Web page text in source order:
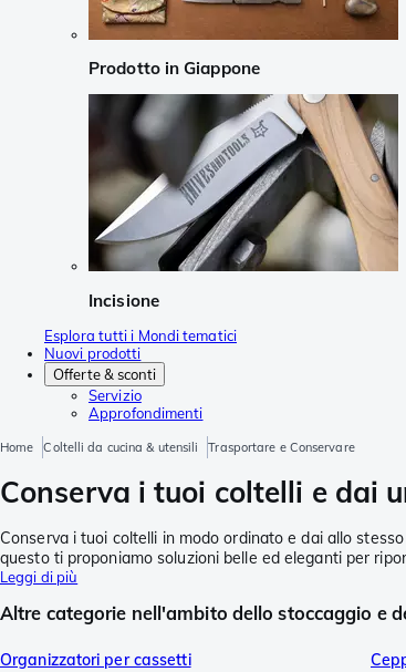
Prodotto in Giappone
Incisione
Esplora tutti i Mondi tematici
Nuovi prodotti
Offerte & sconti
Servizio
Approfondimenti
Home Coltelli da cucina & utensili Trasportare e Conservare
Conserva i tuoi coltelli e dai
Conserva i tuoi coltelli in modo ordinato e dai allo
questo ti proponiamo soluzioni belle ed eleganti per
Leggi di più
Altre categorie nell'ambito dello stoccaggio e
Organizzatori per cassetti